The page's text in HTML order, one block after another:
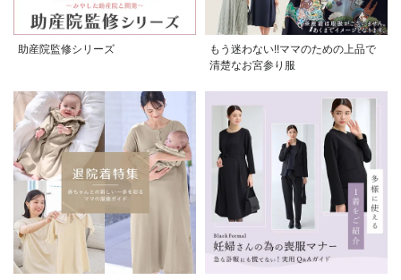
助産院監修シリーズ
もう迷わない!!ママのための上品で
清楚なお宮参り服